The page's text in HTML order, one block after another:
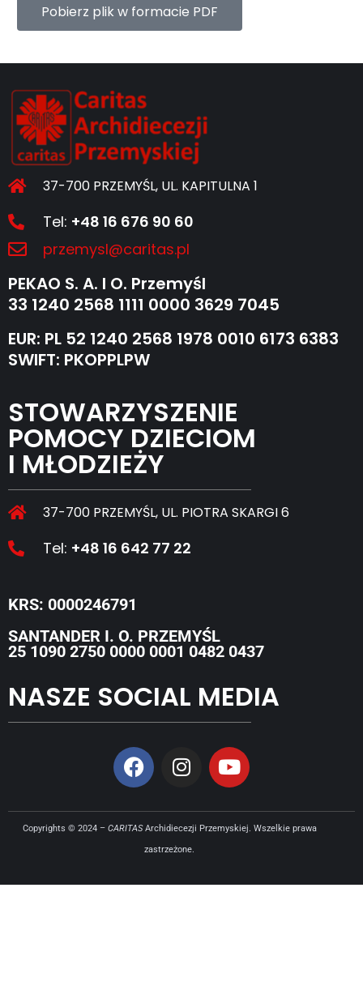
Pobierz plik w formacie PDF
37-700 PRZEMYŚL, UL. KAPITULNA 1
Tel: +48 16 676 90 60
przemysl@caritas.pl
PEKAO S. A. I O. Przemyśl
33 1240 2568 1111 0000 3629 7045
EUR: PL 52 1240 2568 1978 0010 6173 6383
SWIFT: PKOPPLPW
STOWARZYSZENIE
POMOCY DZIECIOM
I MŁODZIEŻY
37-700 PRZEMYŚL, UL. PIOTRA SKARGI 6
Tel: +48 16 642 77 22
KRS: 0000246791
SANTANDER I. O. PRZEMYŚL
25 1090 2750 0000 0001 0482 0437
NASZE SOCIAL MEDIA
Copyrights © 2024 – CARITASArchidiecezji Przemyskiej. Wszelkie prawa
zastrzeżone.